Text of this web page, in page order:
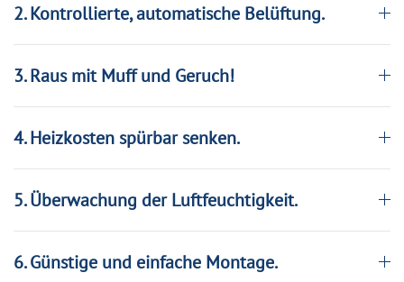
2. Kontrollierte, automatische Belüftung.
3. Raus mit Muff und Geruch!
4. Heizkosten spürbar senken.
5. Überwachung der Luftfeuchtigkeit.
6. Günstige und einfache Montage.